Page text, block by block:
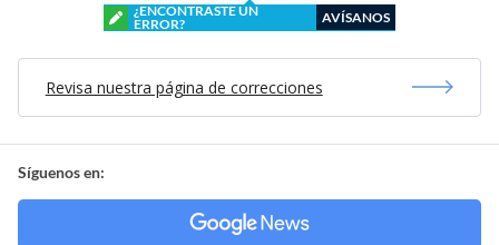
¿ENCONTRASTE UN
ERROR?
AVÍSANOS
Revisa nuestra página de correcciones
Síguenos en: